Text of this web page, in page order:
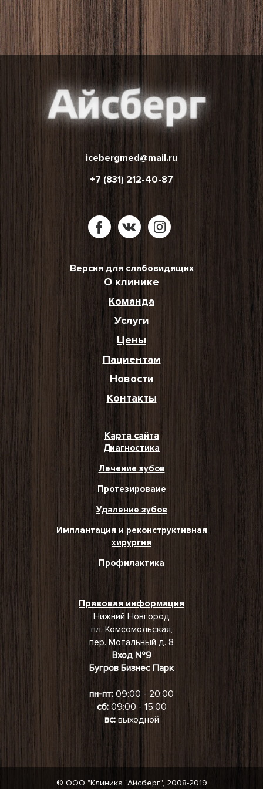
icebergmed@mail.ru
+7 (831) 212-40-87
Версия для слабовидящих
О клинике
Команда
Услуги
Цены
Пациентам
Новости
Контакты
Карта сайта
Диагностика
Лечение зубов
Протезироваие
Удаление зубов
Имплантация и реконструктивная
хирургия
Профилактика
Правовая информация
Нижний Новгород
пл. Комсомольская,
пер. Мотальный д. 8
Вход №9
Бугров Бизнес Парк
пн-пт: 09:00 - 20:00
сб:09:00 - 15:00
вс:выходной
© ООО "Клиника "Айсберг", 2008-2019